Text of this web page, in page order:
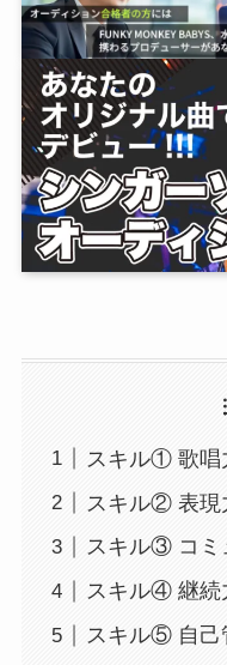
スキル① 歌唱
スキル② 表現
スキル③ コミ
スキル④ 継続
スキル⑤ 自己